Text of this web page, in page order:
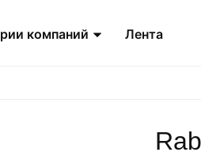
компаний Лента